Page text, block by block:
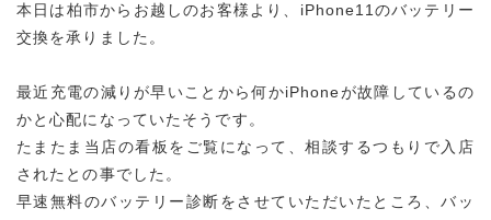
本日は柏市からお越しのお客様より、iPhone11のバッテリー
交換を承りました。
最近充電の減りが早いことから何かiPhoneが故障しているの
かと心配になっていたそうです。
たまたま当店の看板をご覧になって、相談するつもりで入店
されたとの事でした。
早速無料のバッテリー診断をさせていただいたところ、バッ